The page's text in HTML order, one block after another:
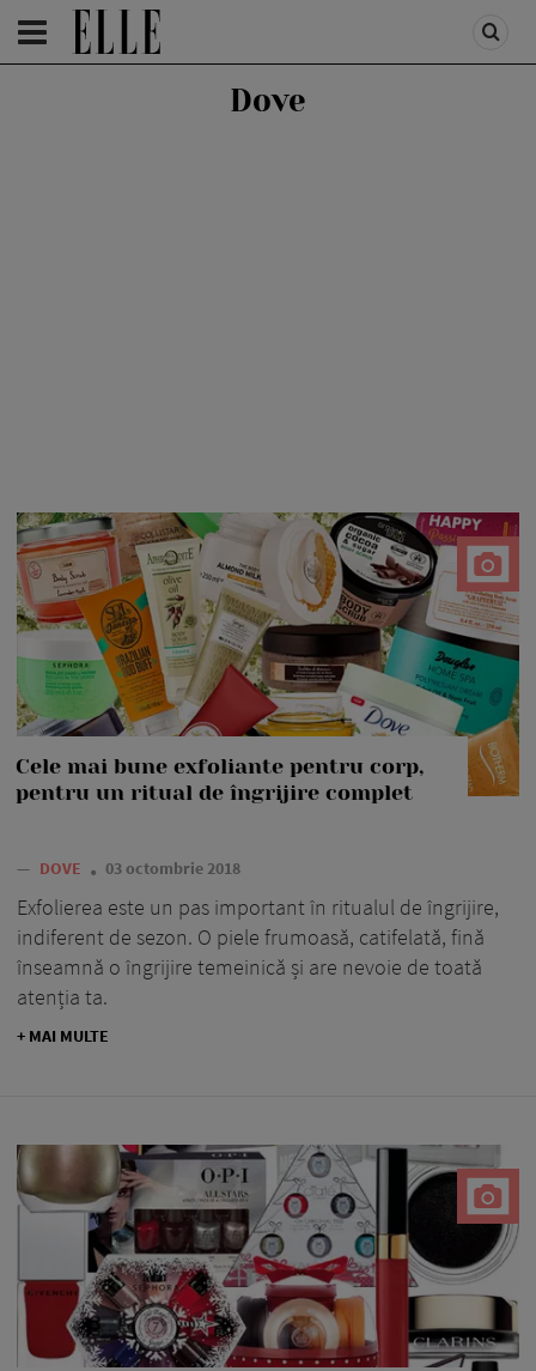
HOMEPAGE /BEAUTY
Dove
Cele mai bune exfoliante pentru corp,
pentru un ritual de îngrijire complet
— DOVE 03 octombrie 2018
Exfolierea este un pas important în ritualul de îngrijire,
indiferent de sezon. O piele frumoasă, catifelată, fină
înseamnă o îngrijire temeinică și are nevoie de toată
atenția ta.
+ MAI MULTE